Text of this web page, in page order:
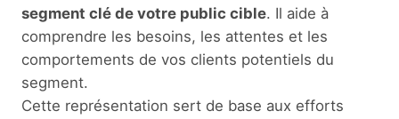
segment clé de votre public cible. Il aide à
comprendre les besoins, les attentes et les
comportements de vos clients potentiels du
segment.
Cette représentation sert de base aux efforts